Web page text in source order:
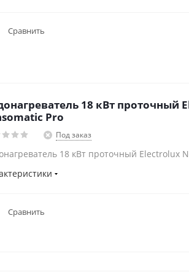
Сравнить
18 кВт проточный
Pro
Под заказ
18 кВт проточный Electrolux
Сравнить